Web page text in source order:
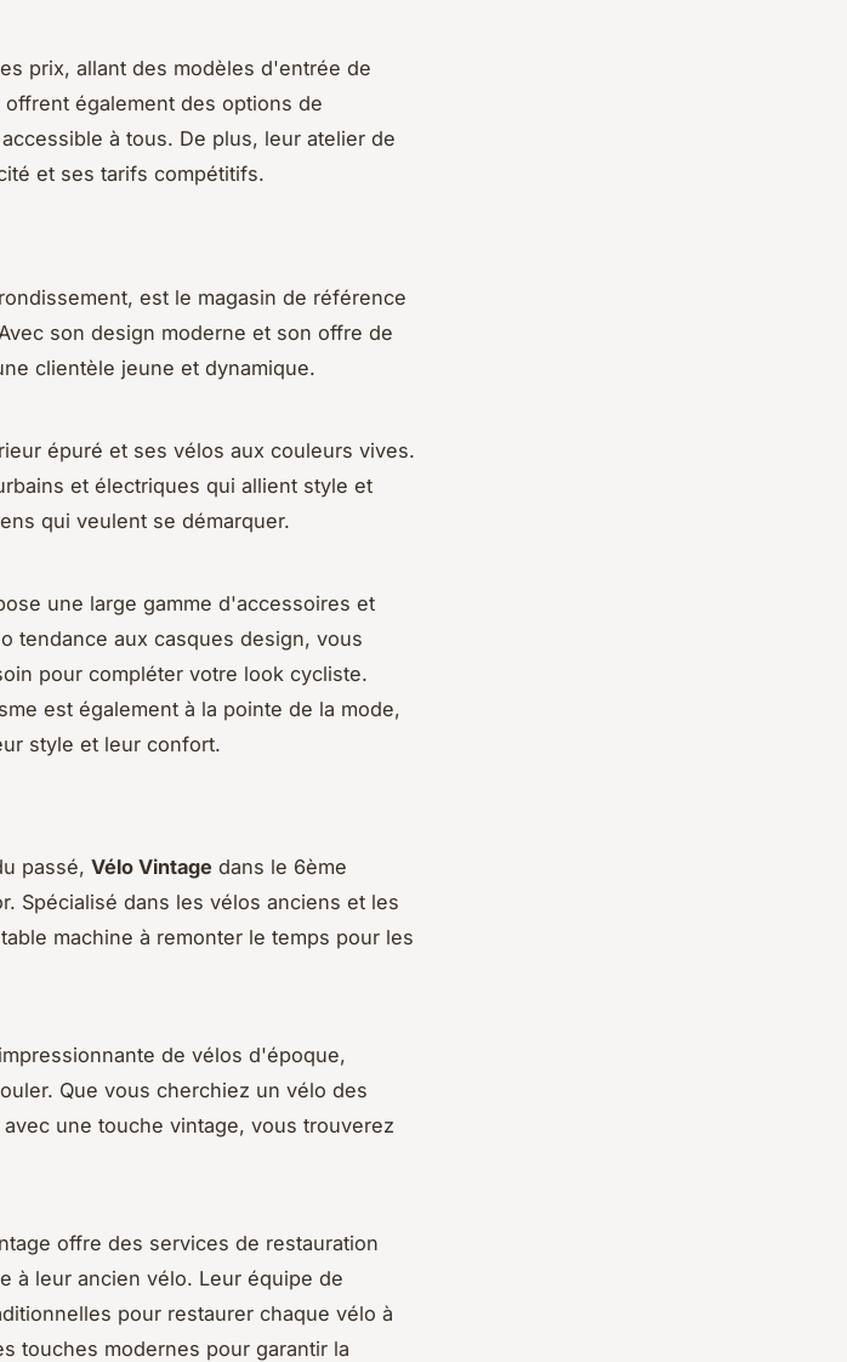
prix, allant des modèles d'entrée de
également des options de
à tous. De plus, leur atelier de
et ses tarifs compétitifs.
est le magasin de référence
son design moderne et son offre de
clientèle jeune et dynamique.
épuré et ses vélos aux couleurs vives.
et électriques qui allient style et
qui veulent se démarquer.
une large gamme d'accessoires et
tendance aux casques design, vous
pour compléter votre look cycliste.
est également à la pointe de la mode,
style et leur confort.
passé, Vélo Vintage dans le 6ème
Spécialisé dans les vélos anciens et les
machine à remonter le temps pour les
de vélos d'époque,
Que vous cherchiez un vélo des
une touche vintage, vous trouverez
offre des services de restauration
à leur ancien vélo. Leur équipe de
pour restaurer chaque vélo à
touches modernes pour garantir la